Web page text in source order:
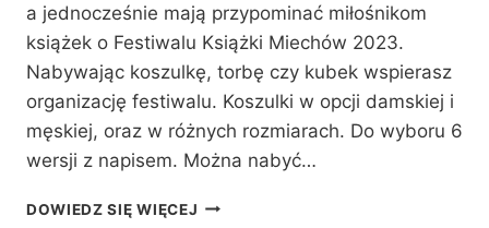
a jednocześnie mają przypominać miłośnikom
książek o Festiwalu Książki Miechów 2023.
Nabywając koszulkę, torbę czy kubek wspierasz
organizację festiwalu. Koszulki w opcji damskiej i
męskiej, oraz w różnych rozmiarach. Do wyboru 6
wersji z napisem. Można nabyć…
DOWIEDZ SIĘ WIĘCEJ GADŻETY